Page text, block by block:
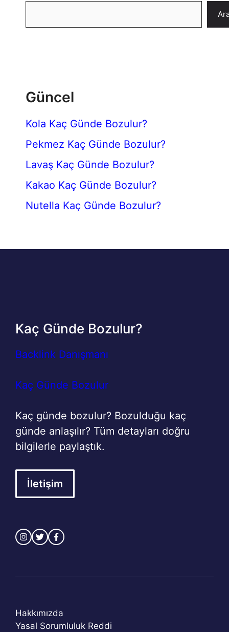
Güncel
Kola Kaç Günde Bozulur?
Pekmez Kaç Günde Bozulur?
Lavaş Kaç Günde Bozulur?
Kakao Kaç Günde Bozulur?
Nutella Kaç Günde Bozulur?
Kaç Günde Bozulur?
Backlink Danışmanı
Kaç Günde Bozulur
Kaç günde bozulur? Bozulduğu kaç
günde anlaşılır? Tüm detayları doğru
bilgilerle paylaştık.
İletişim
Hakkımızda
Yasal Sorumluluk Reddi